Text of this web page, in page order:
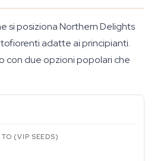
si posiziona Northern Delights
adatte ai principianti.
con due opzioni popolari che